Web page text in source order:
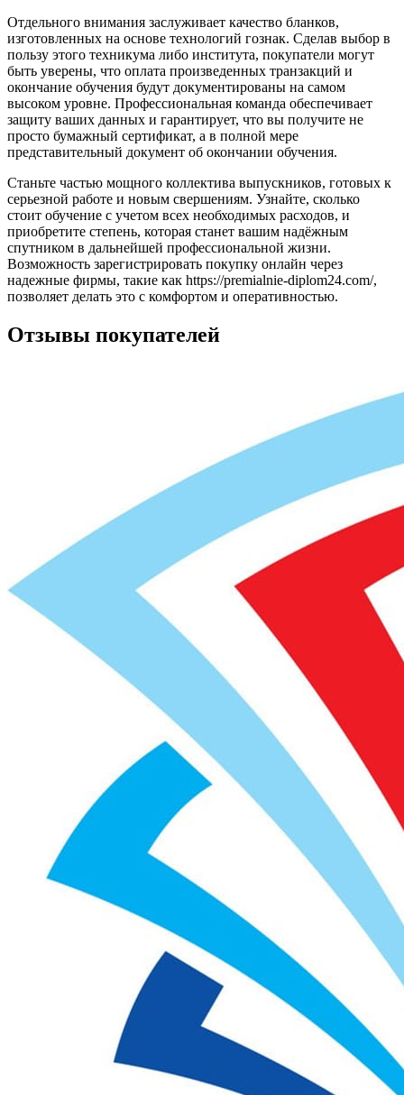
Отдельного внимания заслуживает качество бланков,
изготовленных на основе технологий гознак. Сделав выбор в
пользу этого техникума либо института, покупатели могут
быть уверены, что оплата произведенных транзакций и
окончание обучения будут документированы на самом
высоком уровне. Профессиональная команда обеспечивает
защиту ваших данных и гарантирует, что вы получите не
просто бумажный сертификат, а в полной мере
представительный документ об окончании обучения.
Станьте частью мощного коллектива выпускников, готовых к
серьезной работе и новым свершениям. Узнайте, сколько
стоит обучение с учетом всех необходимых расходов, и
приобретите степень, которая станет вашим надёжным
спутником в дальнейшей профессиональной жизни.
Возможность зарегистрировать покупку онлайн через
надежные фирмы, такие как https://premialnie-diplom24.com/,
позволяет делать это с комфортом и оперативностью.
Отзывы покупателей